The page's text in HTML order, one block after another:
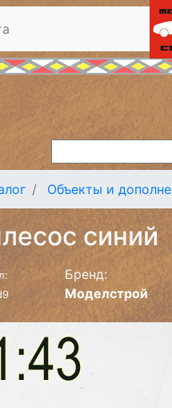
Объекты и
синий
Бренд:
Моделстрой